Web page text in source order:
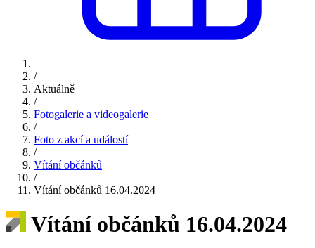
/
Aktuálně
/
Fotogalerie a videogalerie
/
Foto z akcí a událostí
/
Vítání občánků
/
Vítání občánků 16.04.2024
Vítání občánků 16.04.2024